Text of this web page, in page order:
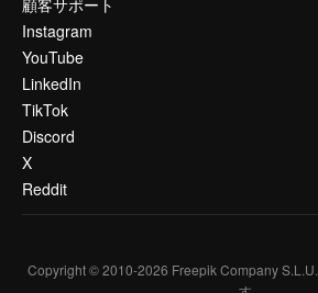
Instagram
YouTube
LinkedIn
TikTok
Discord
X
Reddit
Copyright © 2010-2026 Freepik Company S.L.U.